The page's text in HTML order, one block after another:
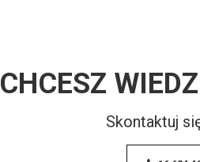
CHCESZ
Skontaktuj